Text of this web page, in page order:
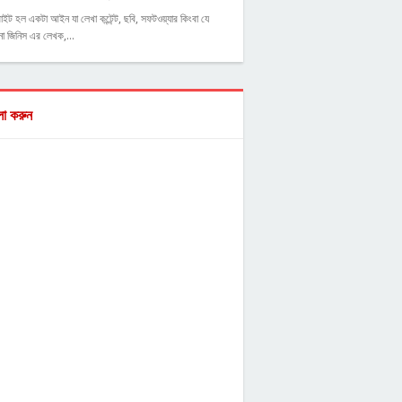
হল একটা আইন যা লেখা কন্টেন্ট, ছবি, সফটওয়্যার কিংবা যে
জিনিস এর লেখক,…
করুন